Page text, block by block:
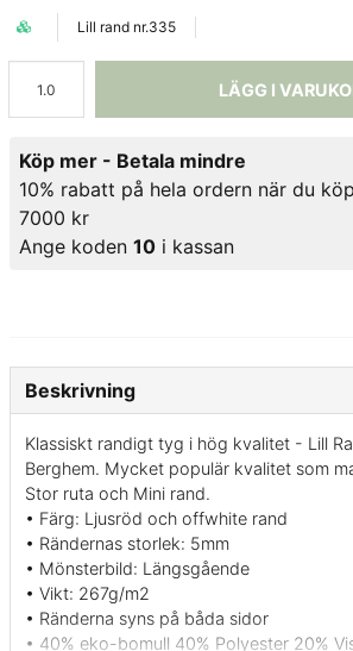
Lill rand nr.335
LÄGG I
Köp mer - Betala mindre
10% rabatt på hela ordern när du
7000 kr
Ange koden 10 i kassan
Beskrivning
Klassiskt randigt tyg i hög kvalitet - Lill
Berghem. Mycket populär kvalitet som
Stor ruta och Mini rand.
• Färg: Ljusröd och offwhite rand
• Rändernas storlek: 5mm
• Mönsterbild: Längsgående
• Vikt: 267g/m2
• Ränderna syns på båda sidor
• 40% eko-bomull 40% Polyester 20%